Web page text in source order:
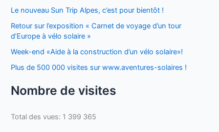
Le nouveau Sun Trip Alpes, c’est pour bientôt !
Retour sur l’exposition « Carnet de voyage d’un tour
d’Europe à vélo solaire »
Week-end «Aide à la construction d’un vélo solaire»!
Plus de 500 000 visites sur www.aventures-solaires !
Nombre de visites
Total des vues: 1 399 365